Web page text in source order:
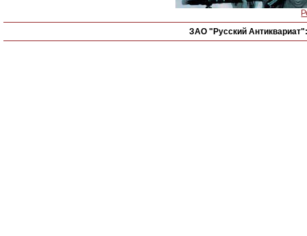
ЗАО "Русский Антиквариат":